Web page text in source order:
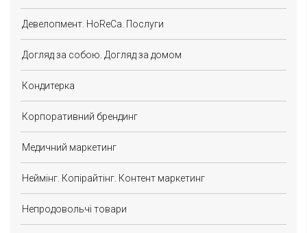
Девелопмент. HoReCa. Послуги
Догляд за собою. Догляд за домом
Кондитерка
Корпоративний брендинг
Медичний маркетинг
Неймінг. Копірайтінг. Контент маркетинг
Непродовольчі товари